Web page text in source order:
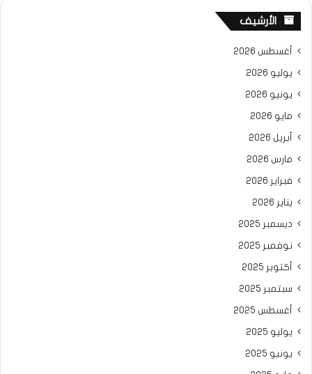
الأرشيف
أغسطس 2026
يوليو 2026
يونيو 2026
مايو 2026
أبريل 2026
مارس 2026
فبراير 2026
يناير 2026
ديسمبر 2025
نوفمبر 2025
أكتوبر 2025
سبتمبر 2025
أغسطس 2025
يوليو 2025
يونيو 2025